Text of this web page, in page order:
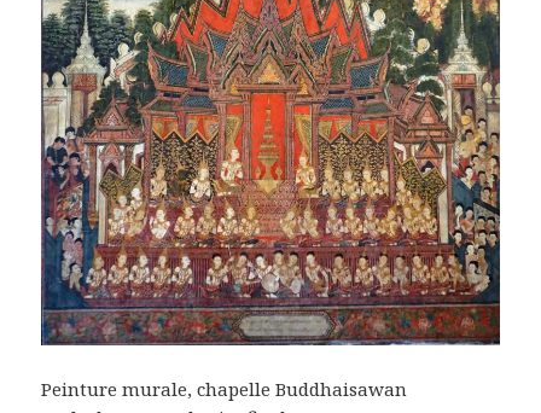
Peinture murale, chapelle Buddhaisawan